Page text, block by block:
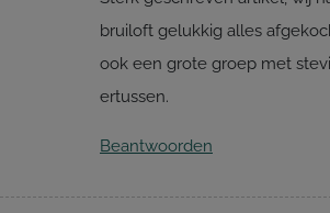
bruiloft gelukkig alles
ook een grote groep met
ertussen.
Beantwoorden